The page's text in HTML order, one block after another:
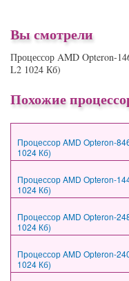
Вы смотрели
Процессор AMD Opteron-
L2 1024 Кб)
Похожие
Процессор AMD Opteron-
1024 Кб)
Процессор AMD Opteron-
1024 Кб)
Процессор AMD Opteron-
1024 Кб)
Процессор AMD Opteron-
1024 Кб)